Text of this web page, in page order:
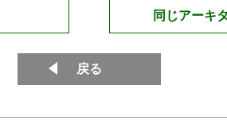
同じアーキ
戻る